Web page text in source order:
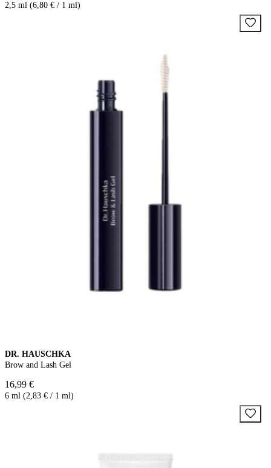
2,5 ml (6,80 € / 1 ml)
DR. HAUSCHKA
Brow and Lash Gel
16,99 €
6 ml (2,83 € / 1 ml)